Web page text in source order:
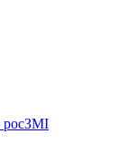
росЗМІ